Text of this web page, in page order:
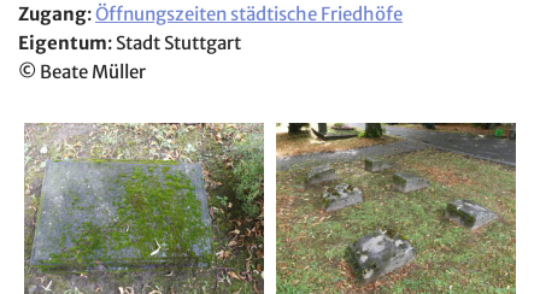
Zugang:Öffnungszeiten städtische Friedhöfe
Eigentum: Stadt Stuttgart
© Beate Müller